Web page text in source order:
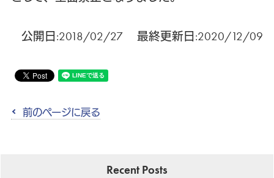
公開日:2018/02/27 最終更新日:2020/12/09
前のページに戻る
Recent Posts